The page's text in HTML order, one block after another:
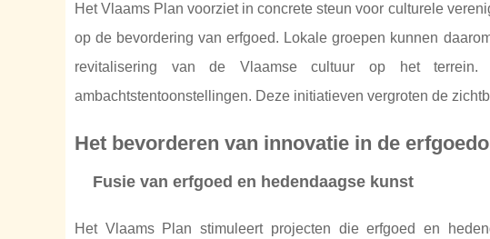
Het Vlaams Plan voorziet in concrete steun voor culturele
op de bevordering van erfgoed. Lokale groepen kunnen
revitalisering van de Vlaamse cultuur op het terrein.
ambachtstentoonstellingen. Deze initiatieven vergroten de
Het bevorderen van innovatie in de
Fusie van erfgoed en hedendaagse kunst
Het Vlaams Plan stimuleert projecten die erfgoed en